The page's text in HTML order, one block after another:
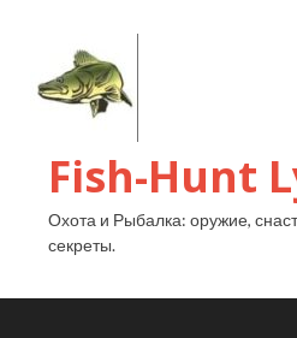
Fish-Hunt
Охота и Рыбалка: оружие,
секреты.